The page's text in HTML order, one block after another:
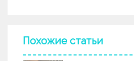
Похожие статьи